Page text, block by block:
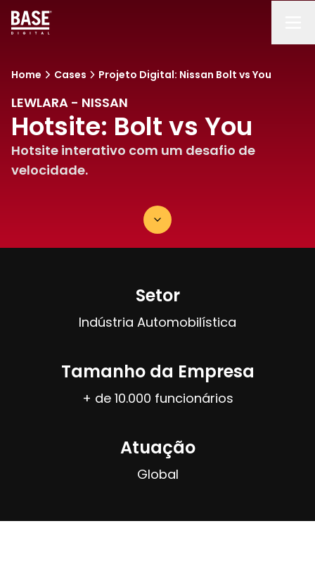
Home Cases Projeto Digital: Nissan Bolt vs You
LEWLARA - NISSAN
Hotsite: Bolt vs You
Hotsite interativo com um desafio de
velocidade.
Setor
Indústria Automobilística
Tamanho da Empresa
+ de 10.000 funcionários
Atuação
Global